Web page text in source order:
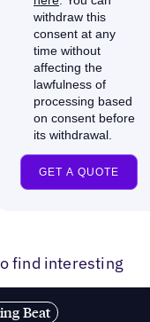
find interesting
Beat